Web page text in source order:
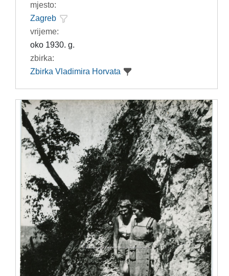
mjesto:
Zagreb
vrijeme:
oko 1930. g.
zbirka:
Zbirka Vladimira Horvata